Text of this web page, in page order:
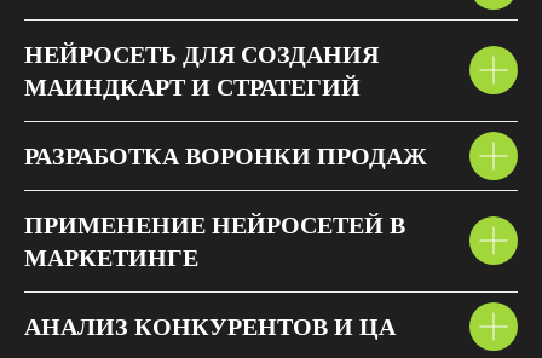
НЕЙРОСЕТЬ ДЛЯ СОЗДАНИЯ
МАИНДКАРТ И СТРАТЕГИЙ
РАЗРАБОТКА ВОРОНКИ ПРОДАЖ
ПРИМЕНЕНИЕ НЕЙРОСЕТЕЙ В
МАРКЕТИНГЕ
АНАЛИЗ КОНКУРЕНТОВ И ЦА